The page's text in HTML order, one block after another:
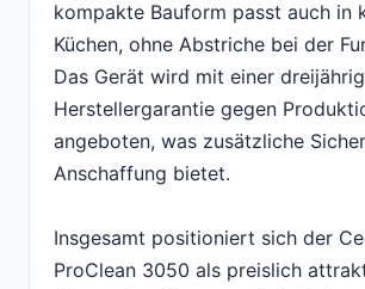
kompakte Bauform passt auch in
Küchen, ohne Abstriche bei der
Das Gerät wird mit einer
Herstellergarantie gegen
angeboten, was zusätzliche
Anschaffung bietet.
Insgesamt positioniert sich der
ProClean 3050 als preislich